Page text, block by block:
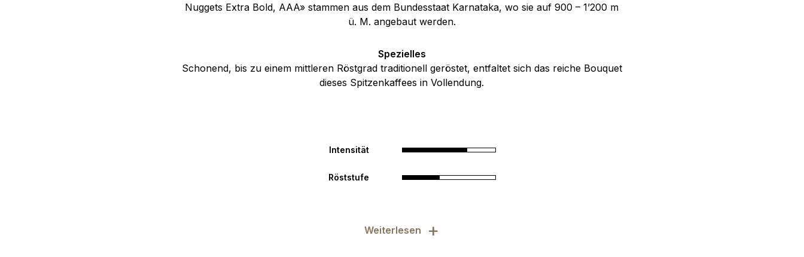
Nuggets Extra Bold, AAA» stammen aus dem Bundesstaat Karnataka, wo sie auf 900 – 1’200 m
ü. M. angebaut werden.
Spezielles
Schonend, bis zu einem mittleren Röstgrad traditionell geröstet, entfaltet sich das reiche Bouquet
dieses Spitzenkaffees in Vollendung.
Intensität
Röststufe
Weiterlesen +